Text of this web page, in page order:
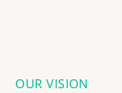
OUR VISION